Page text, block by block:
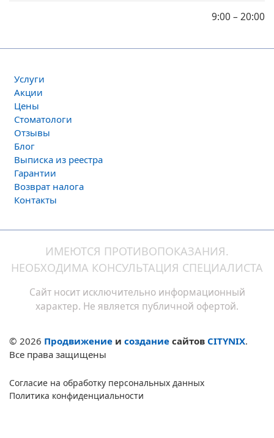
9:00 – 20:00
Услуги
Акции
Цены
Стоматологи
Отзывы
Блог
Выписка из реестра
Гарантии
Возврат налога
Контакты
ИМЕЮТСЯ ПРОТИВОПОКАЗАНИЯ.
НЕОБХОДИМА КОНСУЛЬТАЦИЯ СПЕЦИАЛИСТА
Сайт носит исключительно информационный
характер. Не является публичной офертой.
© 2026 Продвижение и создание сайтов CITYNIX.
Все права защищены
Согласие на обработку персональных данных
Политика конфиденциальности